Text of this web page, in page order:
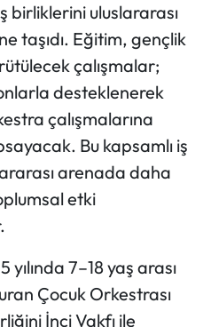
birliklerini uluslararası
taşıdı. Eğitim, gençlik
çalışmalar;
desteklenerek
çalışmalarına
Bu kapsamlı iş
arenada daha
etki
7–18 yaş arası
Çocuk Orkestrası
İnci Vakfı ile